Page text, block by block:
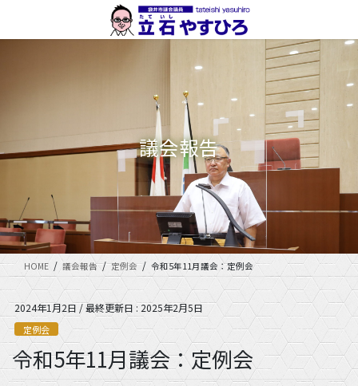
テ
ゲ
動
議会報告
HOME 議会報告 定例会 令和5年11月議会：定例会
2024年1月2日/ 最終更新日 :2025年2月5日
定例会
令和5年11月議会：定例会